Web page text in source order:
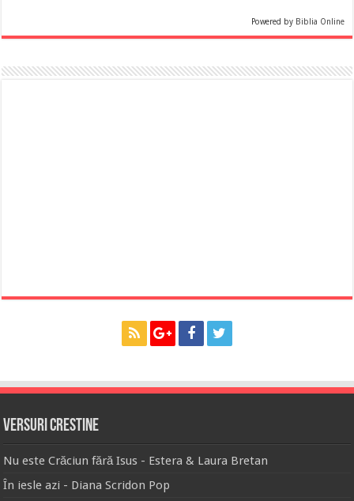
Powered by Biblia Online
Versuri Crestine
Nu este Crăciun fără Isus - Estera & Laura Bretan
În iesle azi - Diana Scridon Pop